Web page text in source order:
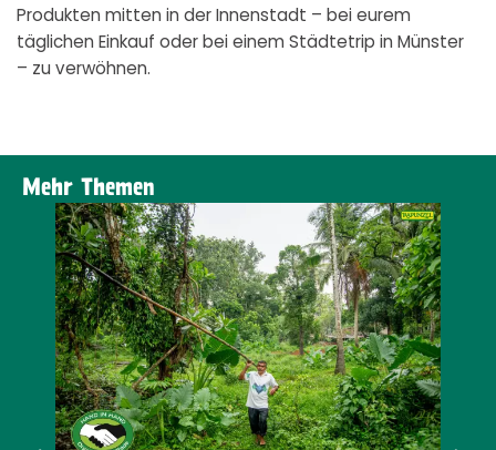
Produkten mitten in der Innenstadt – bei eurem
täglichen Einkauf oder bei einem Städtetrip in Münster
– zu verwöhnen.
Mehr Themen
MEHR ZUM THEMA ERFAHREN